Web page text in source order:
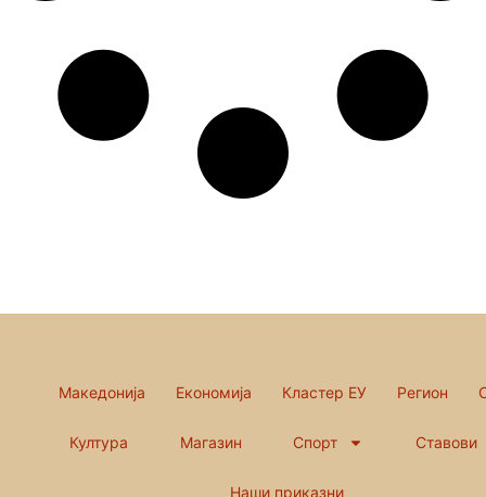
Македонија Економија Кластер ЕУ Регион
Култура Магазин Спорт Ставови
Наши приказни